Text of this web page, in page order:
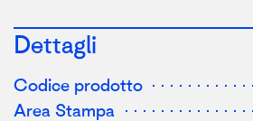
Dettagli
Codice prodotto
Area Stampa